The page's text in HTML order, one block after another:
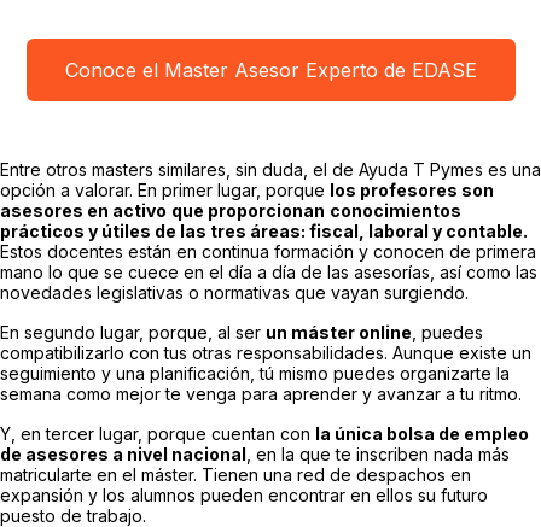
Conoce el Master Asesor Experto de EDASE
Entre otros masters similares, sin duda, el de Ayuda T Pymes es una
opción a valorar. En primer lugar, porque los profesores son
asesores en activo que proporcionan conocimientos
prácticos y útiles de las tres áreas: fiscal, laboral y contable.
Estos docentes están en continua formación y conocen de primera
mano lo que se cuece en el día a día de las asesorías, así como las
novedades legislativas o normativas que vayan surgiendo.
En segundo lugar, porque, al ser un máster online , puedes
compatibilizarlo con tus otras responsabilidades. Aunque existe un
seguimiento y una planificación, tú mismo puedes organizarte la
semana como mejor te venga para aprender y avanzar a tu ritmo.
Y, en tercer lugar, porque cuentan con la única bolsa de empleo
de asesores a nivel nacional , en la que te inscriben nada más
matricularte en el máster. Tienen una red de despachos en
expansión y los alumnos pueden encontrar en ellos su futuro
puesto de trabajo.